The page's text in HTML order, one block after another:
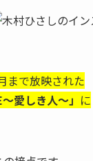
まで放映された
愛しき人〜」 に